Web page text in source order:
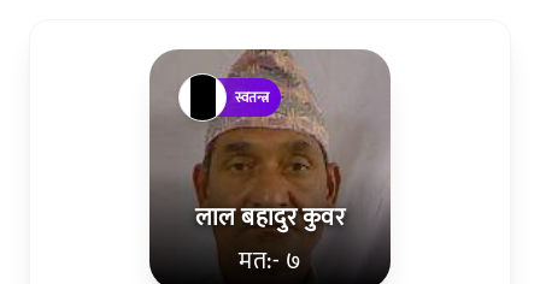
लाल बहादुर कुवर
मत:- ७
स्वतन्त्र